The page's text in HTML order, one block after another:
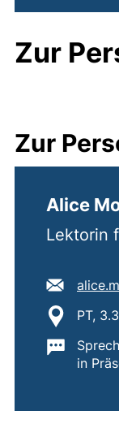
Zur
Zur
Alice
Lektorin
E-Mail
PT,
in